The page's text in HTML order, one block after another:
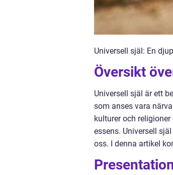
Universell själ: En
Översikt
Universell själ är ett
som anses vara
kulturer och
essens. Universell
oss. I denna artikel